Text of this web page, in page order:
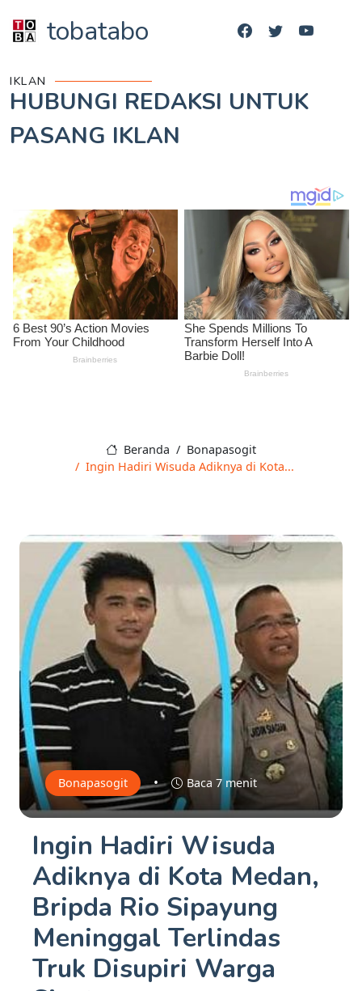
tobatabo
IKLAN
HUBUNGI REDAKSI UNTUK
PASANG IKLAN
Beranda
Bonapasogit
Ingin Hadiri Wisuda Adiknya di Kota...
Bonapasogit • Baca 7 menit
Ingin Hadiri Wisuda
Adiknya di Kota Medan,
Bripda Rio Sipayung
Meninggal Terlindas
Truk Disupiri Warga